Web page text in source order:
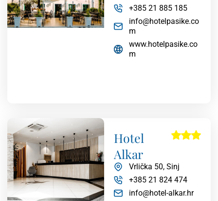
+385 21 885 185
info@hotelpasike.co
m
www.hotelpasike.co
m
Hotel
Alkar
Vrlička 50, Sinj
+385 21 824 474
info@hotel-alkar.hr